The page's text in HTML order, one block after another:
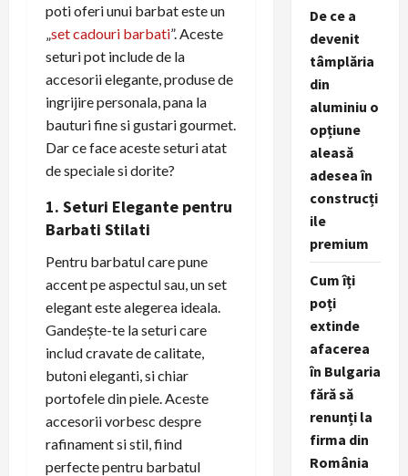
poti oferi unui barbat este un
set cadouri barbati”. Aceste
seturi pot include de la
accesorii elegante, produse de
ingrijire personala, pana la
bauturi fine si gustari gourmet.
Dar ce face aceste seturi atat
de speciale si dorite?
1. Seturi Elegante pentru
Barbati Stilati
Pentru barbatul care pune
accent pe aspectul sau, un set
elegant este alegerea ideala.
Gandește-te la seturi care
includ cravate de calitate,
butoni eleganti, si chiar
portofele din piele. Aceste
accesorii vorbesc despre
rafinament si stil, fiind
perfecte pentru barbatul
De ce a
devenit
tâmplăria
din
aluminiu o
opțiune
aleasă
adesea în
construcți
ile
premium
Cum îți
poți
extinde
afacerea
în Bulgaria
fără să
renunți la
firma din
România